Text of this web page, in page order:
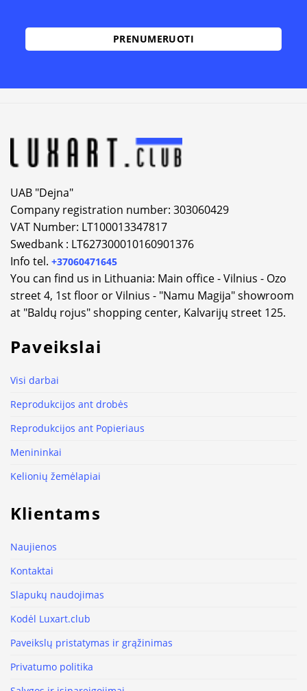
UAB "Dejna"
Company registration number: 303060429
VAT Number: LT100013347817
Swedbank : LT627300010160901376
Info tel. +37060471645
You can find us in Lithuania: Main office - Vilnius - Ozo
street 4, 1st floor or Vilnius - "Namu Magija" showroom
at "Baldų rojus" shopping center, Kalvarijų street 125.
Paveikslai
Visi darbai
Reprodukcijos ant drobės
Reprodukcijos ant Popieriaus
Menininkai
Kelionių žemėlapiai
Klientams
Naujienos
Kontaktai
Slapukų naudojimas
Kodėl Luxart.club
Paveikslų pristatymas ir grąžinimas
Privatumo politika